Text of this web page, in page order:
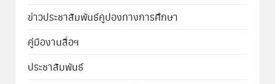
ข่าวประชาสัมพันธ์คูปองทางการศึกษา
คู่มืองานสื่อฯ
ประชาสัมพันธ์